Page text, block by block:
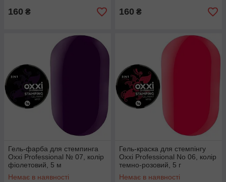
160 ₴ 160 ₴
Гель-фарба для стемпинга
Oxxi Professional № 07, колір
фіолетовий, 5 м
Немає в наявності
Гель-краска для стемпінгу
Oxxi Professional No 06, колір
темно-розовий, 5 г
Немає в наявності